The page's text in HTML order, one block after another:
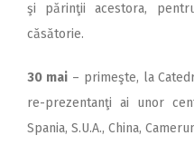
şi părinţii acestora,
căsătorie.
30 mai– primeşte, la
re-prezentanţi ai unor
Spania, S.U.A., China,